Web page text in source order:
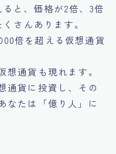
と、価格が2倍、3倍
さんあります。
倍を超える仮想通貨
想通貨も現れます。
通貨に投資し、その
なたは「億り人」に